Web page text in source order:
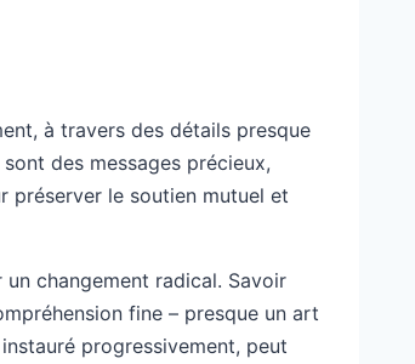
à travers des détails presque
des messages précieux,
préserver le soutien mutuel et
changement radical. Savoir
fine – presque un art
progressivement, peut